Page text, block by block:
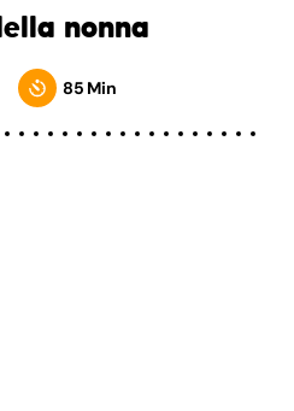
nonna
85 Min